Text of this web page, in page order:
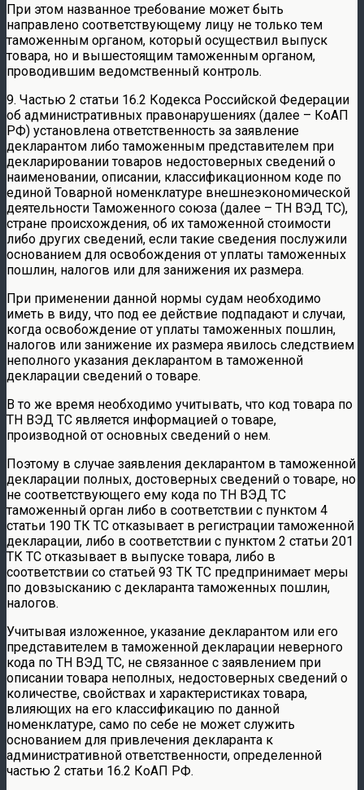
При этом названное требование может быть
направлено соответствующему лицу не только тем
таможенным органом, который осуществил выпуск
товара, но и вышестоящим таможенным органом,
проводившим ведомственный контроль.
9. Частью 2 статьи 16.2 Кодекса Российской Федерации
об административных правонарушениях (далее – КоАП
РФ) установлена ответственность за заявление
декларантом либо таможенным представителем при
декларировании товаров недостоверных сведений о
наименовании, описании, классификационном коде по
единой Товарной номенклатуре внешнеэкономической
деятельности Таможенного союза (далее – ТН ВЭД ТС),
стране происхождения, об их таможенной стоимости
либо других сведений, если такие сведения послужили
основанием для освобождения от уплаты таможенных
пошлин, налогов или для занижения их размера.
При применении данной нормы судам необходимо
иметь в виду, что под ее действие подпадают и случаи,
когда освобождение от уплаты таможенных пошлин,
налогов или занижение их размера явилось следствием
неполного указания декларантом в таможенной
декларации сведений о товаре.
В то же время необходимо учитывать, что код товара по
ТН ВЭД ТС является информацией о товаре,
производной от основных сведений о нем.
Поэтому в случае заявления декларантом в таможенной
декларации полных, достоверных сведений о товаре, но
не соответствующего ему кода по ТН ВЭД ТС
таможенный орган либо в соответствии с пунктом 4
статьи 190 ТК ТС отказывает в регистрации таможенной
декларации, либо в соответствии с пунктом 2 статьи 201
ТК ТС отказывает в выпуске товара, либо в
соответствии со статьей 93 ТК ТС предпринимает меры
по довзысканию с декларанта таможенных пошлин,
налогов.
Учитывая изложенное, указание декларантом или его
представителем в таможенной декларации неверного
кода по ТН ВЭД ТС, не связанное с заявлением при
описании товара неполных, недостоверных сведений о
количестве, свойствах и характеристиках товара,
влияющих на его классификацию по данной
номенклатуре, само по себе не может служить
основанием для привлечения декларанта к
административной ответственности, определенной
частью 2 статьи 16.2 КоАП РФ.